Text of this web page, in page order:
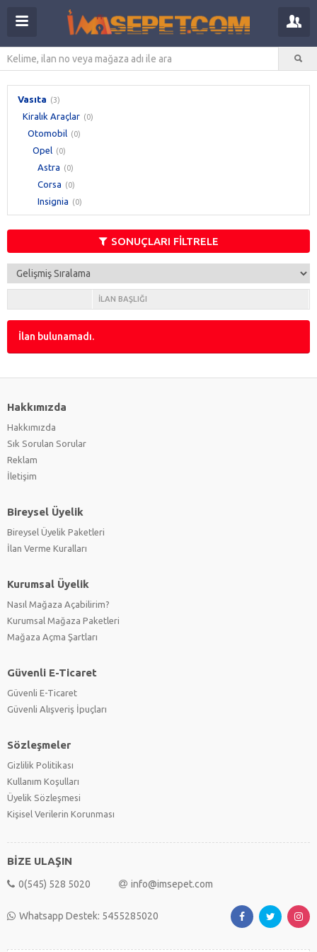
Vasıta (3)
Kiralık Araçlar (0)
Otomobil (0)
Opel (0)
Astra (0)
Corsa (0)
Insignia (0)
SONUÇLARI FİLTRELE
İLAN BAŞLIĞI
İlan bulunamadı.
Hakkımızda
Hakkımızda
Sık Sorulan Sorular
Reklam
İletişim
Bireysel Üyelik
Bireysel Üyelik Paketleri
İlan Verme Kuralları
Kurumsal Üyelik
Nasıl Mağaza Açabilirim?
Kurumsal Mağaza Paketleri
Mağaza Açma Şartları
Güvenli E-Ticaret
Güvenli E-Ticaret
Güvenli Alışveriş İpuçları
Sözleşmeler
Gizlilik Politikası
Kullanım Koşulları
Üyelik Sözleşmesi
Kişisel Verilerin Korunması
BİZE ULAŞIN
0(545) 528 5020 info@imsepet.com
Whatsapp Destek: 5455285020